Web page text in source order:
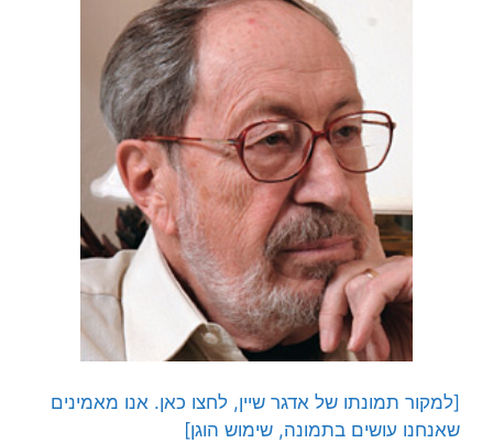
[למקור תמונתו של אדגר שיין, לחצו כאן. אנו מאמינים
שאנחנו עושים בתמונה, שימוש הוגן]